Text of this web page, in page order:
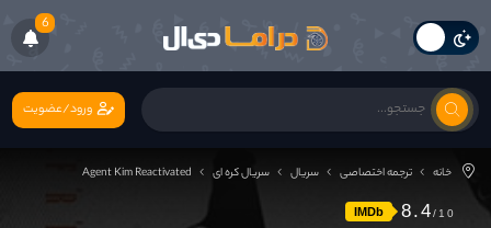
6
ورود/عضویت
خانه ترجمه اختصاصی سریال سریال کره ای Agent Kim Reactivated
IMDb 8.4